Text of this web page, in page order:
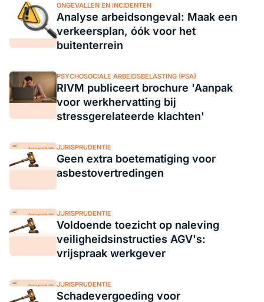
ONGEVALLEN EN INCIDENTEN
Analyse arbeidsongeval: Maak een
verkeersplan, óók voor het
buitenterrein
PSYCHOSOCIALE ARBEIDSBELASTING (PSA)
RIVM publiceert brochure 'Aanpak
voor werkhervatting bij
stressgerelateerde klachten'
JURISPRUDENTIE
Geen extra boetematiging voor
asbestovertredingen
JURISPRUDENTIE
Voldoende toezicht op naleving
veiligheidsinstructies AGV's:
vrijspraak werkgever
JURISPRUDENTIE
Schadevergoeding voor